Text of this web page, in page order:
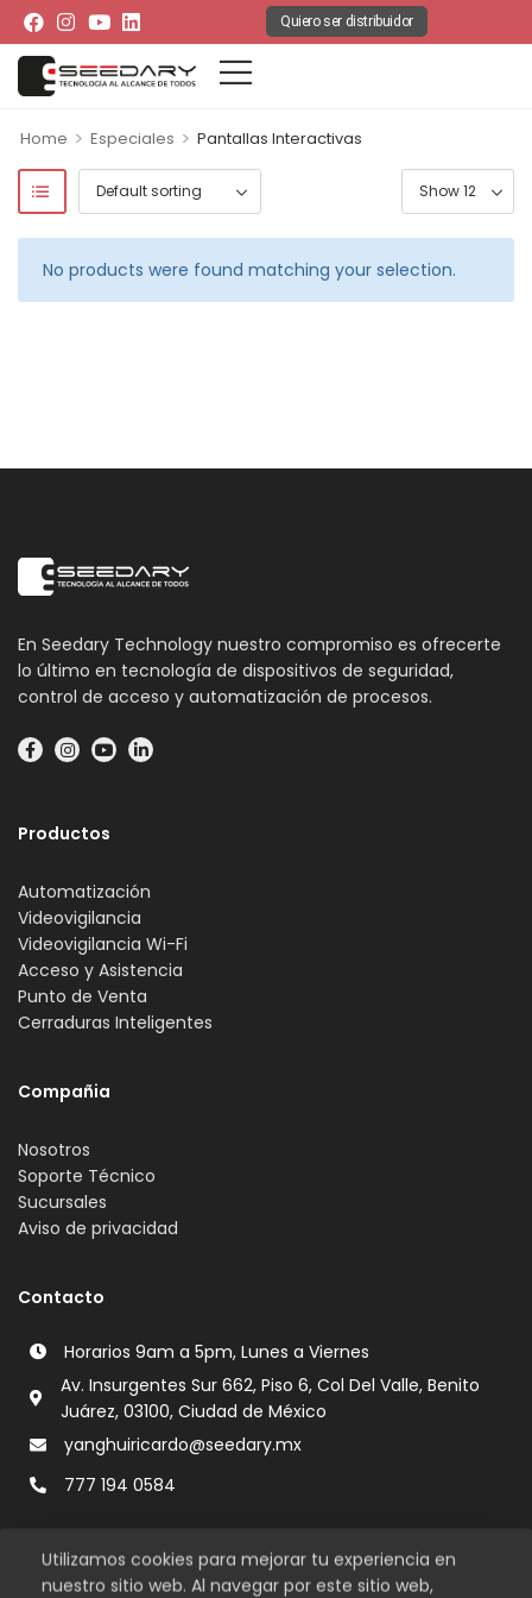
Quiero ser distribuidor
Home > Especiales > Pantallas Interactivas
No products were found matching your selection.
En Seedary Technology nuestro compromiso es ofrecerte
lo último en tecnología de dispositivos de seguridad,
control de acceso y automatización de procesos.
Productos
Automatización
Videovigilancia
Videovigilancia Wi-Fi
Acceso y Asistencia
Punto de Venta
Cerraduras Inteligentes
Compañia
Nosotros
Soporte Técnico
Sucursales
Aviso de privacidad
Contacto
Horarios 9am a 5pm, Lunes a Viernes
Av. Insurgentes Sur 662, Piso 6, Col Del Valle, Benito
Juárez, 03100, Ciudad de México
yanghuiricardo@seedary.mx
777 194 0584
Utilizamos cookies para mejorar tu experiencia en
nuestro sitio web. Al navegar por este sitio web,